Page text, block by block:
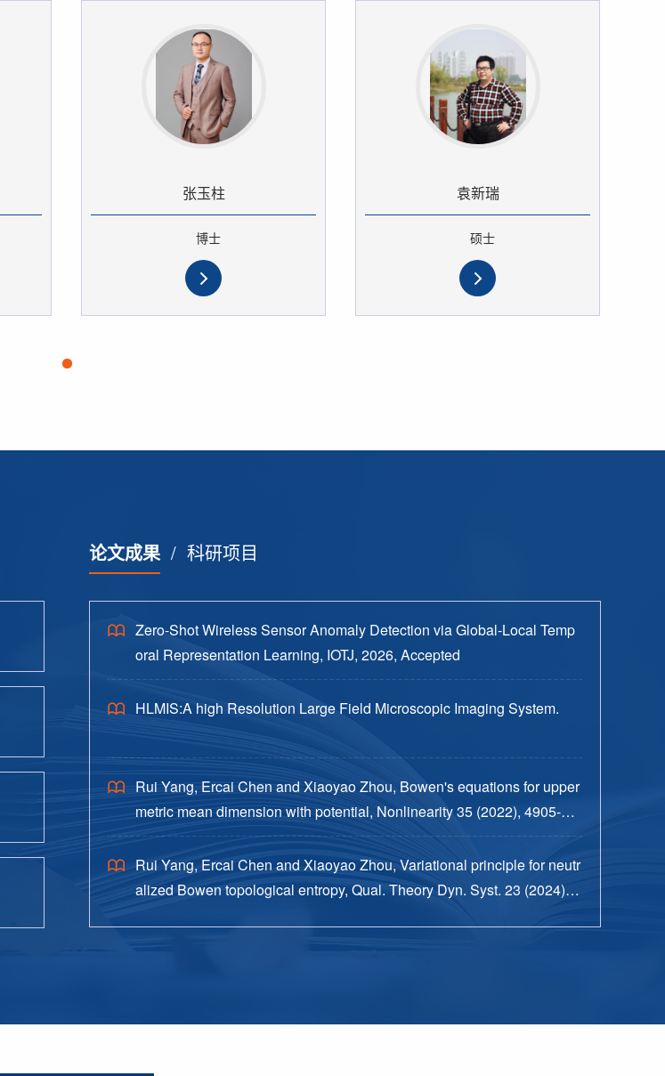
张玉柱
博士
袁新瑞
硕士
论文成果/ 科研项目
Zero-Shot Wireless Sensor Anomaly Detection via Global-Local Temp
oral Representation Learning, IOTJ, 2026, Accepted
HLMIS:A high Resolution Large Field Microscopic Imaging System.
Rui Yang, Ercai Chen and Xiaoyao Zhou, Bowen's equations for upper
metric mean dimension with potential, Nonlinearity 35 (2022), 4905-49
38.
Rui Yang, Ercai Chen and Xiaoyao Zhou, Variational principle for neutr
alized Bowen topological entropy, Qual. Theory Dyn. Syst. 23 (2024), n